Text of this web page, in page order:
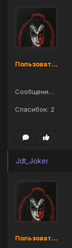
Пользователь
Сообщений: 9
Спасибок: 2
Jdt_Joker
Пользователь